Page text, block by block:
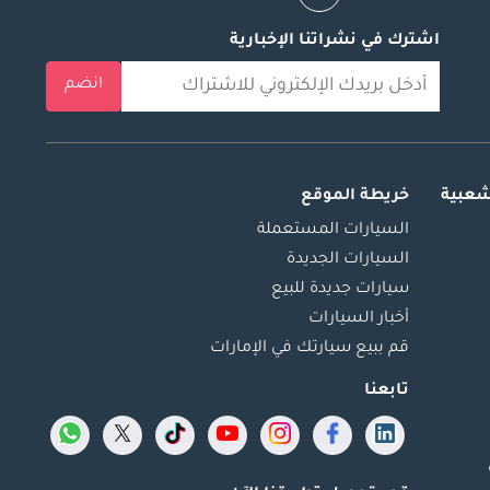
اشترك في نشراتنا الإخبارية
انضم
خريطة الموقع
السيارات المستعملة
السيارات الجديدة
سيارات جديدة للبيع
أخبار السيارات
قم ببيع سيارتك في الإمارات
تابعنا